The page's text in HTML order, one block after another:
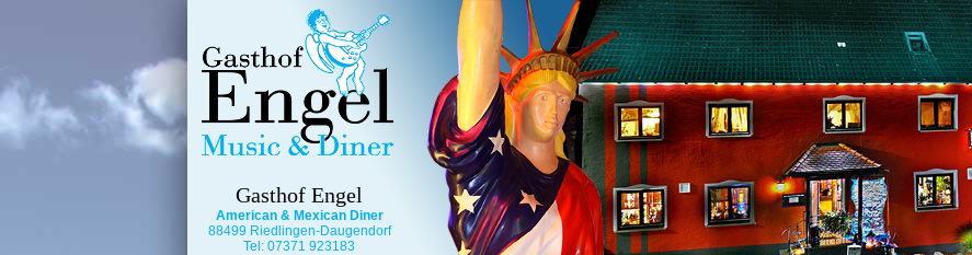
Gasthof Engel
American & Mexican Diner
88499 Riedlingen-Daugendorf
Tel: 07371 923183